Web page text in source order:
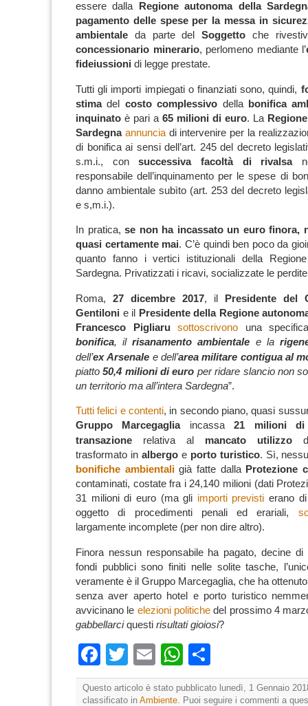
essere dalla
Regione autonoma della
pagamento delle spese per la messa in
ambientale da parte delSoggetto che
concessionario minerario, perlomeno mediante l’
fideiussioni di legge prestate.
Tutti gli importi impiegati o finanziati sono, quindi,
stimadel costo complessivo della
bonifica
inquinato è pari a 65 milioni di euro. La
Sardegna annunciadi intervenire per la
di bonifica ai sensi dell’art. 245 del decreto
s.m.i., consuccessiva facoltà di rivalsa
responsabile dell’inquinamento per le spese di
danno ambientale subìto (art. 253 del decreto
e s,m.i.).
In pratica,se non ha incassato un euro finora,
quasi certamente mai. C’è quindi ben poco da
quanto fanno i vertici istituzionali della
Sardegna. Privatizzati i ricavi, socializzate le
Roma, 27 dicembre 2017, il
Presidente del
Gentiloni e il
Presidente della Regione
Francesco Pigliaru
sottoscrivono una
bonifica, ilrisanamento ambientale e la
dell’ex Arsenale e dell’area militare contigua al
piatto50,4 milioni di euro per ridare slancio non
un territorio ma all’intera Sardegna”.
Tutti felici e contenti, in secondo piano, quasi
Gruppo Marcegagliaincassa21 milioni di
transazione relativa al mancato utilizzo
trasformato in albergoe porto turistico. Sì,
bonifiche ambientali già fatte dalla Protezione
contaminati, costate fra i 24,140 milioni (dati
31 milioni di euro (ma gli importi previsti erano
oggetto di procedimenti penali ed erariali,
largamente incomplete (per non dire altro).
Finora nessun responsabileha pagato,decine di
fondi pubblicisono finiti nelle solite tasche,
veramente è il Gruppo Marcegaglia, che ha
senza aver aperto hotel e porto turistico
avvicinano le elezioni politichedel prossimo 4
gabbellarciquesti risultati gioiosi?
Facebook
TwitterEmailWhatsApp
Questo articolo è stato pubblicato lunedì, 1 Gennaio
classificato in Ambiente . Puoi seguire i commenti a